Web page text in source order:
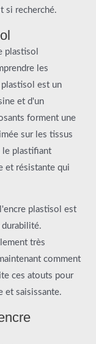
si recherché.
plastisol
les
plastisol est un
et d'un
forment une
sur les tissus
le plastifiant
et résistante qui
plastisol est
très
comment
ces atouts pour
et saisissante.